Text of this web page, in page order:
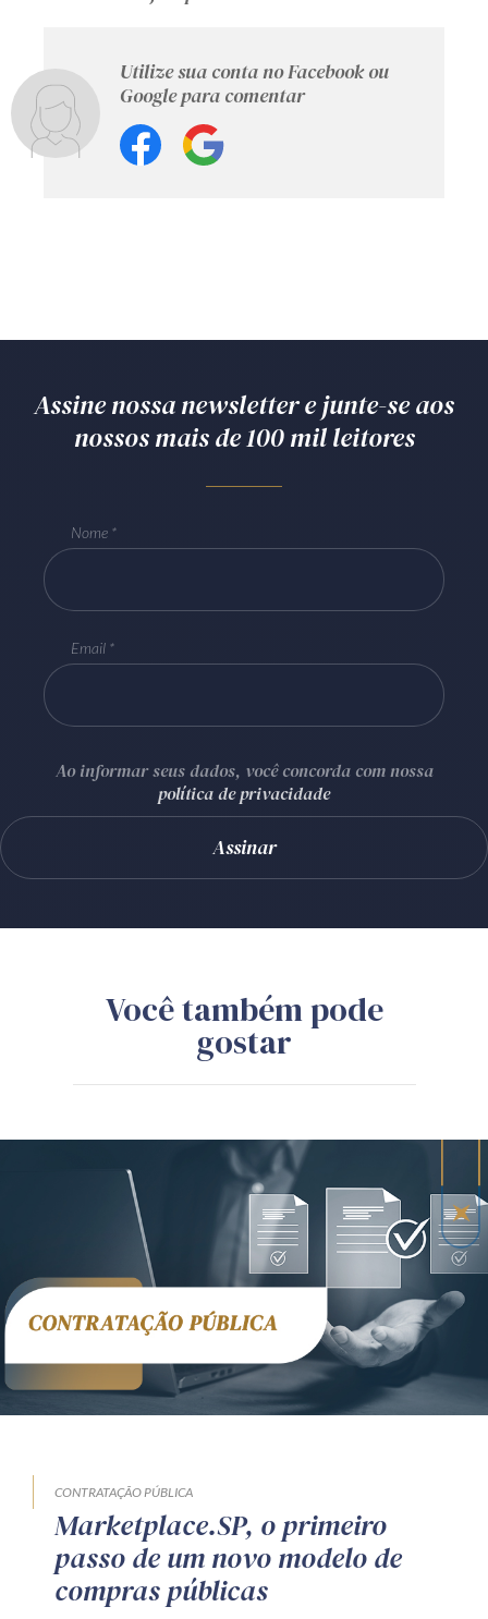
Utilize sua conta no Facebook ou
Google para comentar
Assine nossa newsletter e junte-se aos
nossos mais de 100 mil leitores
Nome
Email
Ao informar seus dados, você concorda com nossa
política de privacidade
Você também pode
gostar
CONTRATAÇÃO PÚBLICA
Marketplace.SP, o primeiro
passo de um novo modelo de
compras públicas